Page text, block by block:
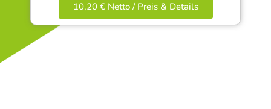
10,20 € Netto / Preis & Details